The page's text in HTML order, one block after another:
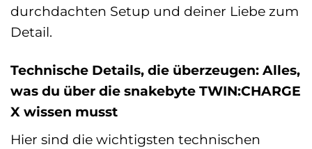
durchdachten Setup und deiner Liebe zum
Detail.
Technische Details, die überzeugen: Alles,
was du über die snakebyte TWIN:CHARGE
X wissen musst
Hier sind die wichtigsten technischen